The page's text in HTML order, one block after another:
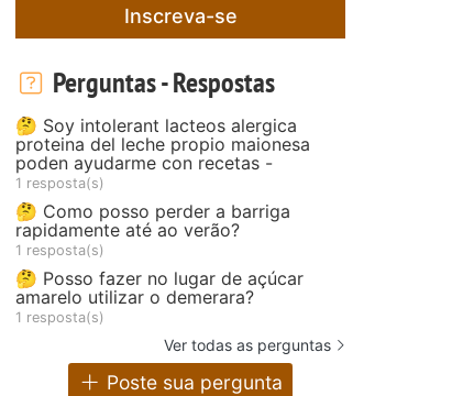
Inscreva-se
Perguntas - Respostas
🤔 Soy intolerant lacteos alergica
proteina del leche propio maionesa
poden ayudarme con recetas -
1 resposta(s)
🤔 Como posso perder a barriga
rapidamente até ao verão?
1 resposta(s)
🤔 Posso fazer no lugar de açúcar
amarelo utilizar o demerara?
1 resposta(s)
Ver todas as perguntas
Poste sua pergunta